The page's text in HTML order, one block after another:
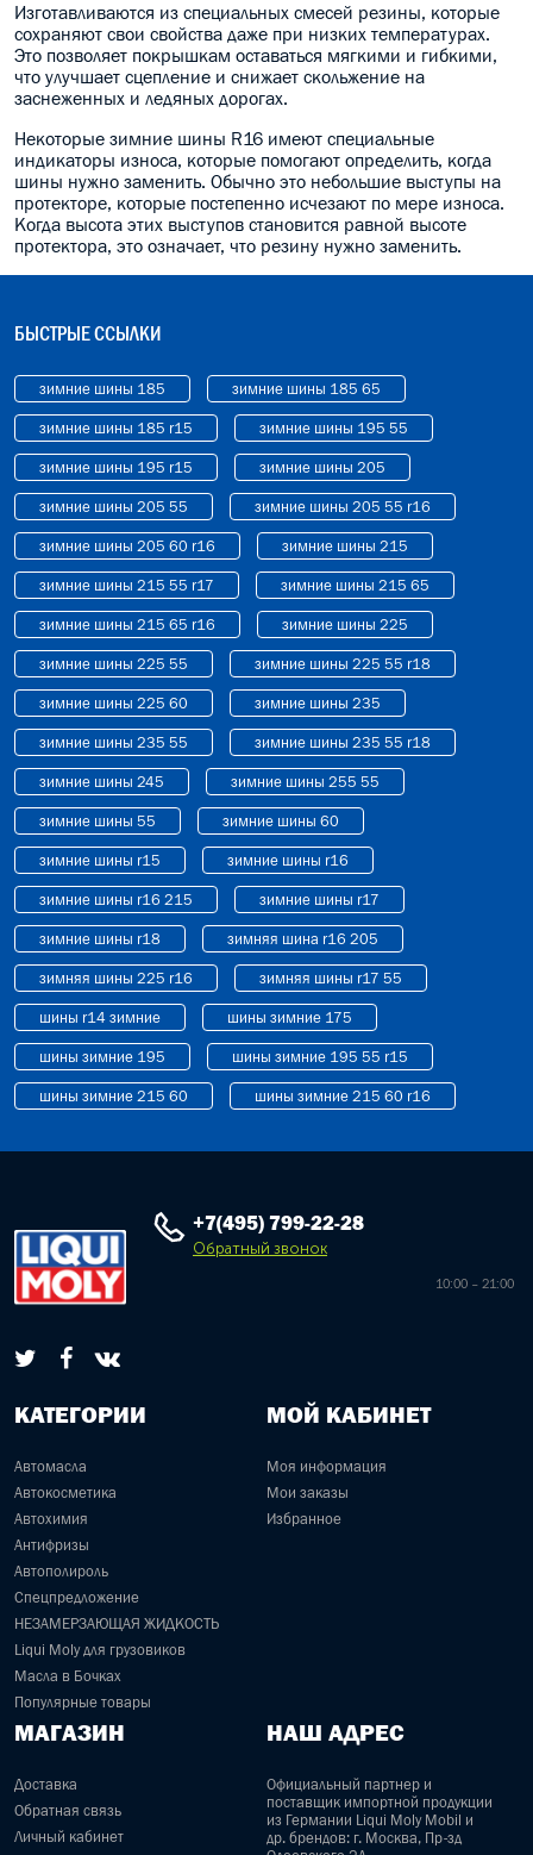
Изготавливаются из специальных смесей резины, которые
сохраняют свои свойства даже при низких температурах.
Это позволяет покрышкам оставаться мягкими и гибкими,
что улучшает сцепление и снижает скольжение на
заснеженных и ледяных дорогах.
Некоторые зимние шины R16 имеют специальные
индикаторы износа, которые помогают определить, когда
шины нужно заменить. Обычно это небольшие выступы на
протекторе, которые постепенно исчезают по мере износа.
Когда высота этих выступов становится равной высоте
протектора, это означает, что резину нужно заменить.
БЫСТРЫЕ ССЫЛКИ
зимние шины 185 зимние шины 185 65
зимние шины 185 r15 зимние шины 195 55
зимние шины 195 r15 зимние шины 205
зимние шины 205 55 зимние шины 205 55 r16
зимние шины 205 60 r16 зимние шины 215
зимние шины 215 55 r17 зимние шины 215 65
зимние шины 215 65 r16 зимние шины 225
зимние шины 225 55 зимние шины 225 55 r18
зимние шины 225 60 зимние шины 235
зимние шины 235 55 зимние шины 235 55 r18
зимние шины 245 зимние шины 255 55
зимние шины 55 зимние шины 60
зимние шины r15 зимние шины r16
зимние шины r16 215 зимние шины r17
зимние шины r18 зимняя шина r16 205
зимняя шины 225 r16 зимняя шины r17 55
шины r14 зимние шины зимние 175
шины зимние 195 шины зимние 195 55 r15
шины зимние 215 60 шины зимние 215 60 r16
+7(495) 799-22-28
Обратный звонок
10:00 – 21:00
КАТЕГОРИИ
Автомасла
Автокосметика
Автохимия
Антифризы
Автополироль
Спецпредложение
НЕЗАМЕРЗАЮЩАЯ ЖИДКОСТЬ
Liqui Moly для грузовиков
Масла в Бочках
Популярные товары
МОЙ КАБИНЕТ
Моя информация
Мои заказы
Избранное
МАГАЗИН
Доставка
Обратная связь
Личный кабинет
НАШ АДРЕС
Официальный партнер и
поставщик импортной продукции
из Германии Liqui Moly Mobil и
др. брендов: г. Москва, Пр-зд